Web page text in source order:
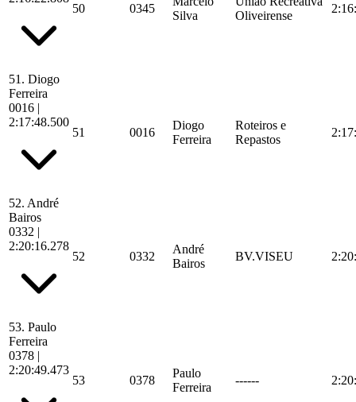
50 0345
Silva
Oliveirense
51. Diogo
Ferreira
0016 |
2:17:48.500
51 0016
Diogo
Ferreira
Roteiros e
Repastos
52. André
Bairos
0332 |
2:20:16.278
52 0332
André
Bairos
BV.VISEU
53. Paulo
Ferreira
0378 |
2:20:49.473
53 0378
Paulo
Ferreira
------